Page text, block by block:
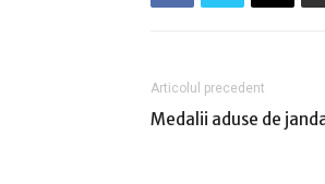
Articolul precedent
Medalii aduse de